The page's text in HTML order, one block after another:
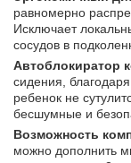
равномерно
Исключает
сосудов в
Автоблокиратор
сидения,
ребенок не
бесшумные и
Возможность
можно дополнить